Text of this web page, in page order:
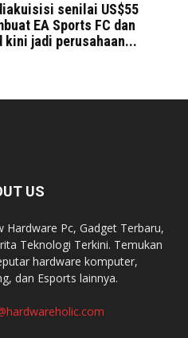
senilai US$55
EA Sports FC dan
jadi perusahaan...
US
Pc, Gadget Terbaru,
Teknologi Terkini. Temukan
hardware komputer,
dan Esports lainnya.